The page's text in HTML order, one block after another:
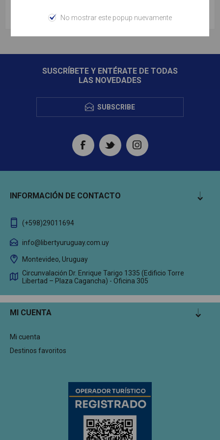
SUSCRÍBETE Y ENTÉRATE DE TODAS
LAS NOVEDADES
SUBSCRIBE
INFORMACIÓN DE CONTACTO
(+598)29011694
info@libertyuruguay.com.uy
Montevideo, Uruguay
Circunvalación Dr. Enrique Tarigo 1335 (Edificio Torre
Libertad – Plaza Cagancha) - Oficina 305
MI CUENTA
Mi cuenta
Destinos favoritos
No mostrar este popup nuevamente